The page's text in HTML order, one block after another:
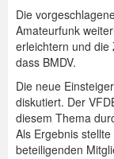
Die
Amateurfunk
erleichtern und die
dass BMDV.
Die neue
diskutiert. Der
diesem Thema
Als Ergebnis
beteiligenden